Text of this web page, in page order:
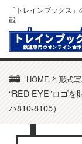
「トレインブックス
載
HOME > 形式
“RED EYE”ロゴを
ハ810-8105）